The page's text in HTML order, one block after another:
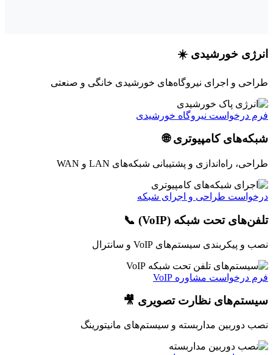
انرژی خورشیدی ☀️
طراحی و اجرای نیروگاه‌های خورشیدی خانگی و صنعتی
فرم درخواست نیروگاه خورشیدی
شبکه‌های کامپیوتری 🌐
طراحی، راه‌اندازی و پشتیبانی شبکه‌های LAN و WAN
درخواست طراحی و اجرای شبکه
تلفن‌های تحت شبکه (VoIP) 📞
نصب و پیکربندی سیستم‌های VoIP و سانترال
فرم درخواست مشاوره VoIP
سیستم‌های نظارت تصویری 🎥
نصب دوربین مداربسته و سیستم‌های مانیتورینگ